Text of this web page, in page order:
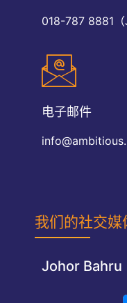
018-787 8881（
电子邮件
我们的社交媒
Johor Bahru